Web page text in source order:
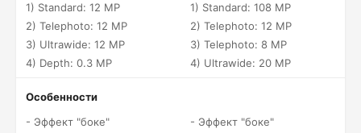
1) Standard: 12 MP
2) Telephoto: 12 MP
3) Ultrawide: 12 MP
4) Depth: 0.3 MP
1) Standard: 108 MP
2) Telephoto: 12 MP
3) Telephoto: 8 MP
4) Ultrawide: 20 MP
Особенности
- Эффект "боке"
- Эффект "боке"